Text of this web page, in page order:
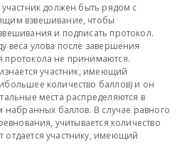
должен быть рядом с
взвешивание, чтобы
и подписать протокол.
веса улова после завершения
протокола не принимаются.
участник, имеющий
количество баллов) и он
места распределяются в
набранных баллов. В случае равного
учитывается количество
участнику, имеющий